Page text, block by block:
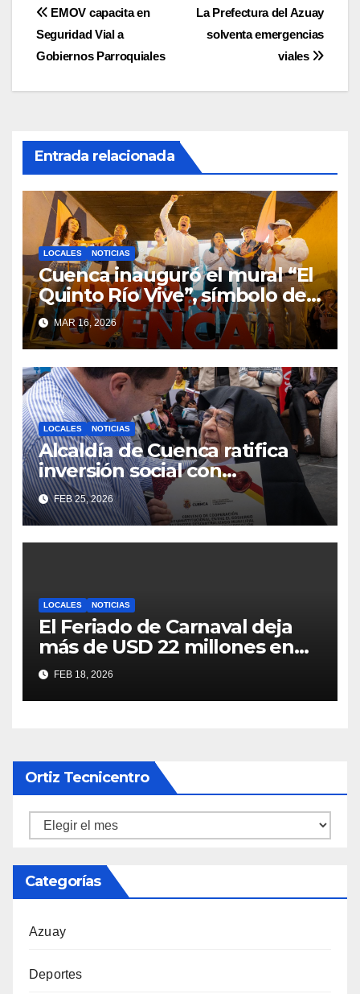
Navegación
de
entradas
La Prefectura del Azuay
solventa emergencias
viales
EMOV capacita en
Seguridad Vial a
Gobiernos Parroquiales
Entrada relacionada
LOCALES NOTICIAS
Cuenca inauguró el mural “El
Quinto Río Vive”, símbolo de
la defensa ciudadana del
agua
MAR 16, 2026
LOCALES NOTICIAS
Alcaldía de Cuenca ratifica
inversión social con
fundaciones e instituciones
locales
FEB 25, 2026
LOCALES NOTICIAS
El Feriado de Carnaval deja
más de USD 22 millones en
ingresos y un récord de
visitantes en Cuenca
FEB 18, 2026
Ortiz Tecnicentro
Ortiz
Categorías
Azuay
Deportes